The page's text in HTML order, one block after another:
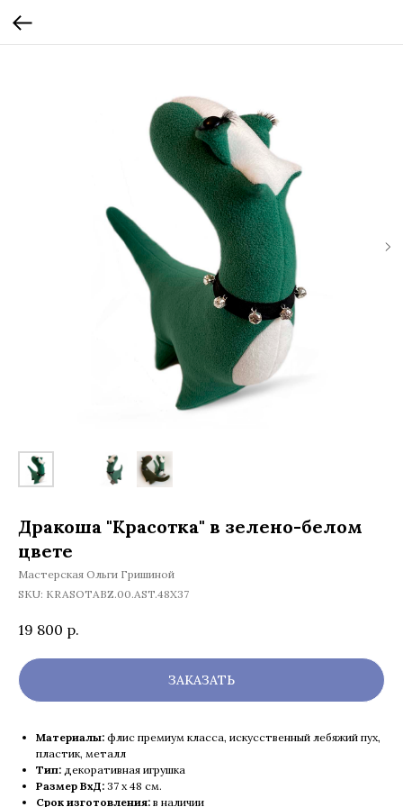
Дракоша "Красотка" в зелено-белом
цвете
Мастерская Ольги Гришиной
SKU: KRASOTABZ.00.AST.48X37
19 800 р.
ЗАКАЗАТЬ
Материалы: флис премиум класса, искусственный лебяжий пух,
пластик, металл
Тип: декоративная игрушка
Размер ВхД: 37 x 48 см.
Срок изготовления: в наличии